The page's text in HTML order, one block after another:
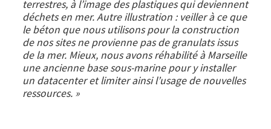
terrestres, à l’image des plastiques qui deviennent
déchets en mer. Autre illustration : veiller à ce que
le béton que nous utilisons pour la construction
de nos sites ne provienne pas de granulats issus
de la mer. Mieux, nous avons réhabilité à Marseille
une ancienne base sous-marine pour y installer
un datacenter et limiter ainsi l’usage de nouvelles
ressources. »